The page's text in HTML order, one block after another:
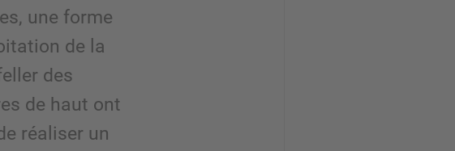
une forme
de la
des
de haut ont
réaliser un